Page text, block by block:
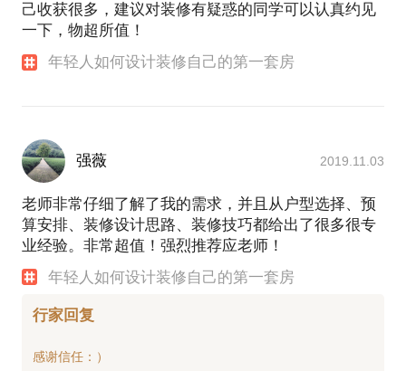
己收获很多，建议对装修有疑惑的同学可以认真约见
一下，物超所值！
年轻人如何设计装修自己的第一套房
强薇 2019.11.03
老师非常仔细了解了我的需求，并且从户型选择、预
算安排、装修设计思路、装修技巧都给出了很多很专
业经验。非常超值！强烈推荐应老师！
年轻人如何设计装修自己的第一套房
行家回复